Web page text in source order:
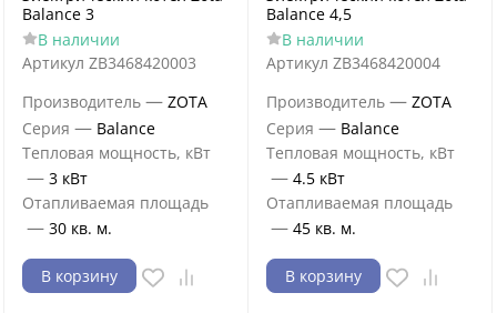
Balance 3
В наличии
Артикул ZB3468420003
Производитель — ZOTA
Серия — Balance
Тепловая мощность, кВт
— 3 кВт
Отапливаемая площадь
— 30 кв. м.
В корзину
Balance 4,5
В наличии
Артикул ZB3468420004
Производитель — ZOTA
Серия — Balance
Тепловая мощность, кВт
— 4.5 кВт
Отапливаемая площадь
— 45 кв. м.
В корзину